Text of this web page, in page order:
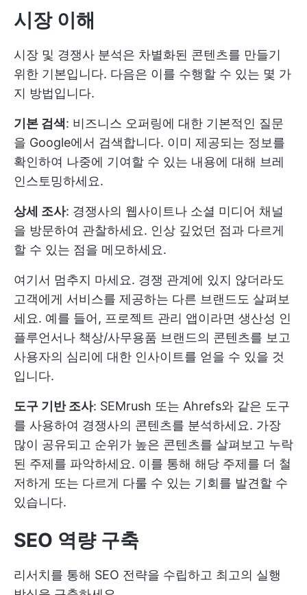
시장 이해
시장 및 경쟁사 분석은 차별화된 콘텐츠를 만들기
위한 기본입니다. 다음은 이를 수행할 수 있는 몇 가
지 방법입니다.
기본 검색: 비즈니스 오퍼링에 대한 기본적인 질문
을 Google에서 검색합니다. 이미 제공되는 정보를
확인하여 나중에 기여할 수 있는 내용에 대해 브레
인스토밍하세요.
상세 조사: 경쟁사의 웹사이트나 소셜 미디어 채널
을 방문하여 관찰하세요. 인상 깊었던 점과 다르게
할 수 있는 점을 메모하세요.
여기서 멈추지 마세요. 경쟁 관계에 있지 않더라도
고객에게 서비스를 제공하는 다른 브랜드도 살펴보
세요. 예를 들어, 프로젝트 관리 앱이라면 생산성 인
플루언서나 책상/사무용품 브랜드의 콘텐츠를 보고
사용자의 심리에 대한 인사이트를 얻을 수 있을 것
입니다.
도구 기반 조사: SEMrush 또는 Ahrefs와 같은 도구
를 사용하여 경쟁사의 콘텐츠를 분석하세요. 가장
많이 공유되고 순위가 높은 콘텐츠를 살펴보고 누락
된 주제를 파악하세요. 이를 통해 해당 주제를 더 철
저하게 또는 다르게 다룰 수 있는 기회를 발견할 수
있습니다.
SEO 역량 구축
리서치를 통해 SEO 전략을 수립하고 최고의 실행